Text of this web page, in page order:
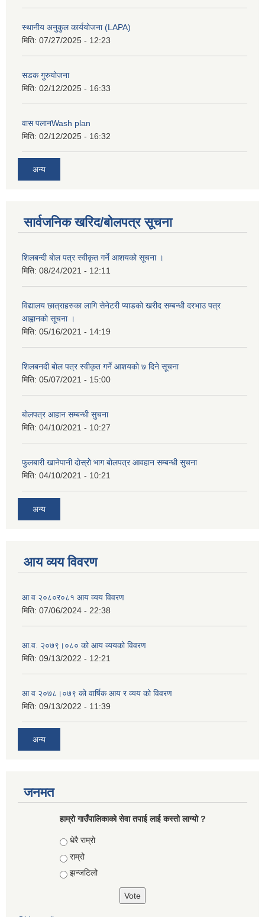
स्थानीय अनुकुल कार्ययोजना (LAPA)
मिति: 07/27/2025 - 12:23
सडक गुरुयोजना
मिति: 02/12/2025 - 16:33
वास पलानWash plan
मिति: 02/12/2025 - 16:32
अन्य
सार्वजनिक खरिद/बोलपत्र सूचना
शिलबन्दी बाेल पत्र स्वीकृत गर्ने आशयको सूचना ।
मिति: 08/24/2021 - 12:11
विद्यालय छात्राहरुका लागि सेनेटरी प्याडको खरीद सम्बन्धी दरभाउ पत्र
आह्वानकाे सूचना ।
मिति: 05/16/2021 - 14:19
शिलबनदी बाेल पत्र स्वीकृत गर्ने आशयकाे ७ दिने सूचना
मिति: 05/07/2021 - 15:00
बाेलपत्र आहान सम्बन्धी सुचना
मिति: 04/10/2021 - 10:27
फुलबारी खानेपानी दाेस्राेे भाग बाेलपत्र आवहान सम्बन्धी सुचना
मिति: 04/10/2021 - 10:21
अन्य
आय व्यय विवरण
आ व २०८०र०८१ आय व्यय विवरण
मिति: 07/06/2024 - 22:38
आ.व. २०७९।०८० को आय व्ययको विवरण
मिति: 09/13/2022 - 12:21
आ‍ व २०७८।०७९ को वार्षिक आय र व्यय को विवरण
मिति: 09/13/2022 - 11:39
अन्य
जनमत
हाम्रो गाउँपालिकाको सेवा तपाई लाई कस्तो लाग्यो ?
Choices
धेरै राम्रो
राम्रो
झन्जटिलो